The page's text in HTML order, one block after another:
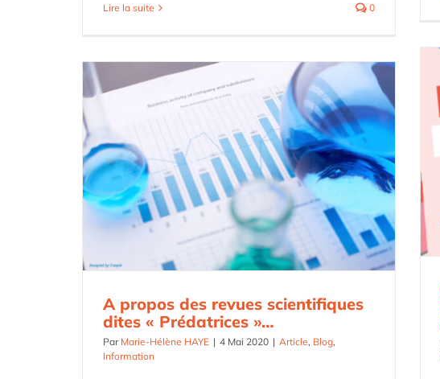
Lire la suite 0
A propos des revues scientifiques
dites « Prédatrices »…
Par Marie-Hélène HAYE | 4 Mai 2020 | Article, Blog,
Information